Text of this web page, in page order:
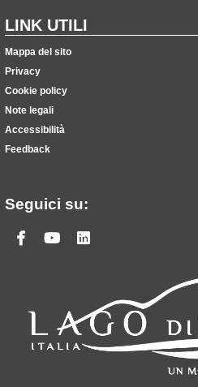
LINK UTILI
Mappa del sito
Privacy
Cookie policy
Note legali
Accessibilità
Feedback
Seguici su:
Facebook
Youtube